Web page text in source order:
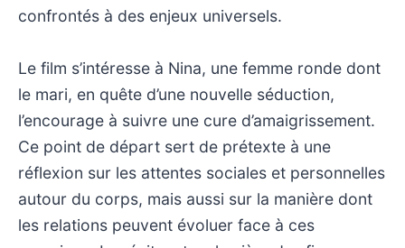
confrontés à des enjeux universels.
Le film s’intéresse à Nina, une femme ronde dont
le mari, en quête d’une nouvelle séduction,
l’encourage à suivre une cure d’amaigrissement.
Ce point de départ sert de prétexte à une
réflexion sur les attentes sociales et personnelles
autour du corps, mais aussi sur la manière dont
les relations peuvent évoluer face à ces